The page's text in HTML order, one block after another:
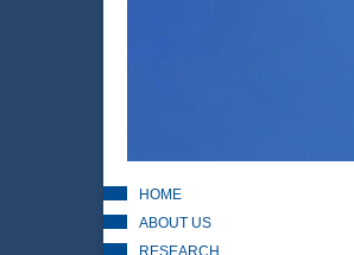
HOME
ABOUT US
RESEARCH